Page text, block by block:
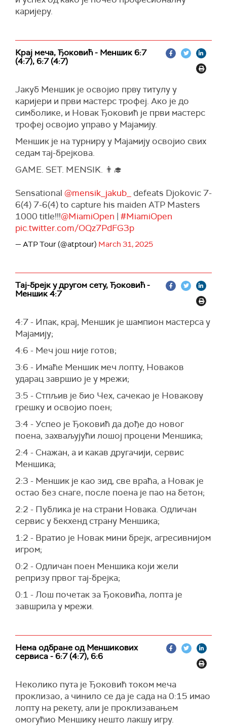
каријеру.
Крај меча, Ђоковић - Меншик 6:7
(4:7), 6:7 (4:7)
Јакуб Меншик је освојио прву титулу у
каријери и први мастерс трофеј. Ако је до
симболике, и Новак Ђоковић је први мастерс
трофеј освојио управо у Мајамију.
Меншик је на турниру у Мајамију освојио свих
седам тај-брејкова.
GAME. SET. MENSIK. 👨‍🎓
Sensational @mensik_jakub_
defeats Djokovic 7-
6(4) 7-6(4) to capture his maiden ATP Masters
1000 title!!!@MiamiOpen | #MiamiOpen
pic.twitter.com/OQz7PdFG3p
— ATP Tour (@atptour) March 31, 2025
Тај-брејк у другом сету, Ђоковић -
Меншик 4:7
4:7 - Ипак, крај, Меншик је шампион мастерса у
Мајамију;
4:6 - Меч још није готов;
3:6 - Имаће Меншик меч лопту, Новаков
ударац завршио је у мрежи;
3:5 - Стпљив је био Чех, сачекао је Новакову
грешку и освојио поен;
3:4 - Успео је Ђоковић да дође до новог
поена, захваљујући лошој процени Меншика;
2:4 - Снажан, а и какав другачији, сервис
Меншика;
2:3 - Меншик је као зид, све враћа, а Новак је
остао без снаге, после поена је пао на бетон;
2:2 - Публика је на страни Новака. Одличан
сервис у бекхенд страну Меншика;
1:2 - Вратио је Новак мини брејк, агресивнијом
игром;
0:2 - Одличан поен Меншика који жели
репризу првог тај-брејка;
0:1 - Лош почетак за Ђоковића, лопта је
завшрила у мрежи.
Нема одбране од Меншикових
сервиса - 6:7 (4:7), 6:6
Неколико пута је Ђоковић током меча
проклизао, а чинило се да је сада на 0:15 имао
лопту на рекету, али је проклизавањем
омогућио Меншику нешто лакшу игру.